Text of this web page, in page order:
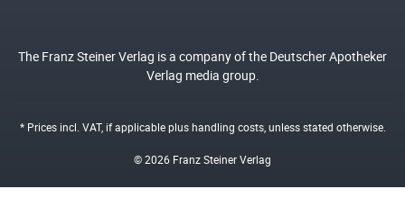
The Franz Steiner Verlag is a company of the Deutscher Apotheker
Verlag media group.
* Prices incl. VAT, if applicable plushandling costs, unless stated otherwise.
© 2026 Franz Steiner Verlag